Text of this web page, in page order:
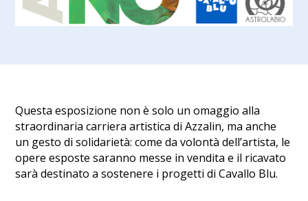
Questa esposizione non è solo un omaggio alla
straordinaria carriera artistica di Azzalin, ma anche
un gesto di solidarietà: come da volontà dell’artista, le
opere esposte saranno messe in vendita e il ricavato
sarà destinato a sostenere i progetti di Cavallo Blu.